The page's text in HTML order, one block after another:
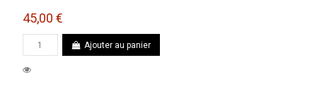
45,00 €
Ajouter au panier